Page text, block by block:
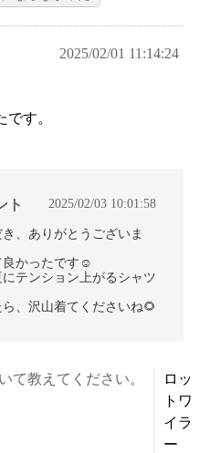
2025/02/01 11:14:24
す。
ト 2025/02/03 10:01:58
、ありがとうございま
良かったです☺
テンション上がるシャツ
、沢山着てくださいね🌻
て教えてください。
ロッ
トワ
イラ
ー